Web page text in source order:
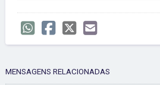
MENSAGENS RELACIONADAS